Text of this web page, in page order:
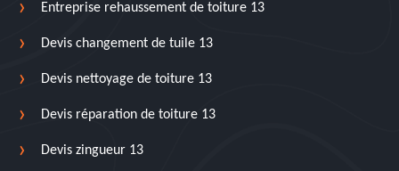
Entreprise rehaussement de toiture 13
Devis changement de tuile 13
Devis nettoyage de toiture 13
Devis réparation de toiture 13
Devis zingueur 13